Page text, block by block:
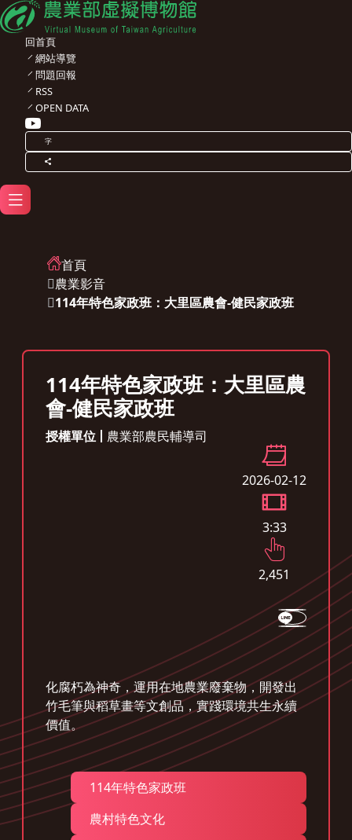
回首頁
網站導覽
問題回報
RSS
OPEN DATA
字
首頁
農業影音
114年特色家政班：大里區農會-健民家政班
114年特色家政班：大里區農
會-健民家政班
授權單位 農業部農民輔導司
2026-02-12
3:33
2,451
化腐朽為神奇，運用在地農業廢棄物，開發出
竹毛筆與稻草畫等文創品，實踐環境共生永續
價值。
114年特色家政班
農村特色文化